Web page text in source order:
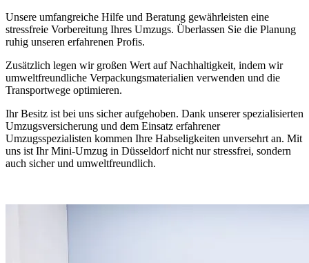
Unsere umfangreiche Hilfe und Beratung gewährleisten eine
stressfreie Vorbereitung Ihres Umzugs. Überlassen Sie die Planung
ruhig unseren erfahrenen Profis.
Zusätzlich legen wir großen Wert auf Nachhaltigkeit, indem wir
umweltfreundliche Verpackungsmaterialien verwenden und die
Transportwege optimieren.
Ihr Besitz ist bei uns sicher aufgehoben. Dank unserer spezialisierten
Umzugsversicherung und dem Einsatz erfahrener
Umzugsspezialisten kommen Ihre Habseligkeiten unversehrt an. Mit
uns ist Ihr Mini-Umzug in Düsseldorf nicht nur stressfrei, sondern
auch sicher und umweltfreundlich.